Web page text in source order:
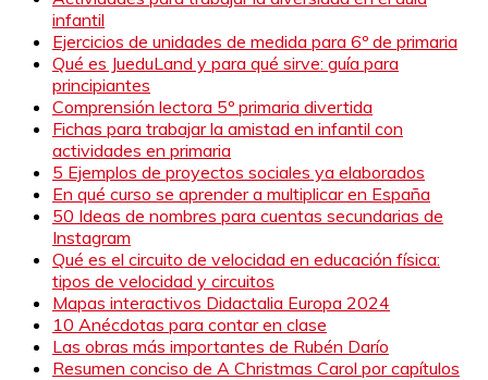
infantil
Ejercicios de unidades de medida para 6º de primaria
Qué es JueduLand y para qué sirve: guía para
principiantes
Comprensión lectora 5º primaria divertida
Fichas para trabajar la amistad en infantil con
actividades en primaria
5 Ejemplos de proyectos sociales ya elaborados
En qué curso se aprender a multiplicar en España
50 Ideas de nombres para cuentas secundarias de
Instagram
Qué es el circuito de velocidad en educación física:
tipos de velocidad y circuitos
Mapas interactivos Didactalia Europa 2024
10 Anécdotas para contar en clase
Las obras más importantes de Rubén Darío
Resumen conciso de A Christmas Carol por capítulos